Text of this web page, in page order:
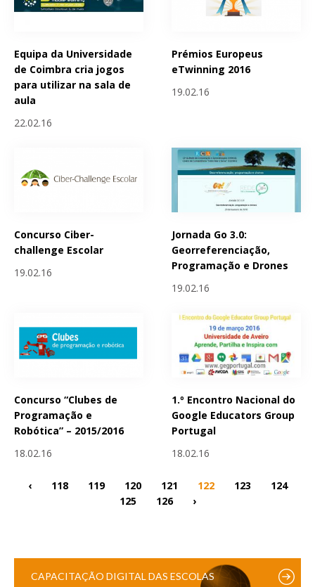
Equipa da Universidade
de Coimbra cria jogos
para utilizar na sala de
aula
22.02.16
Prémios Europeus
eTwinning 2016
19.02.16
Concurso Ciber-
challenge Escolar
19.02.16
Jornada Go 3.0:
Georreferenciação,
Programação e Drones
19.02.16
Concurso “Clubes de
Programação e
Robótica” – 2015/2016
18.02.16
1.º Encontro Nacional do
Google Educators Group
Portugal
18.02.16
‹ 118 119 120 121 122 123
124
125
126 ›
CAPACITAÇÃO DIGITAL DAS ESCOLAS